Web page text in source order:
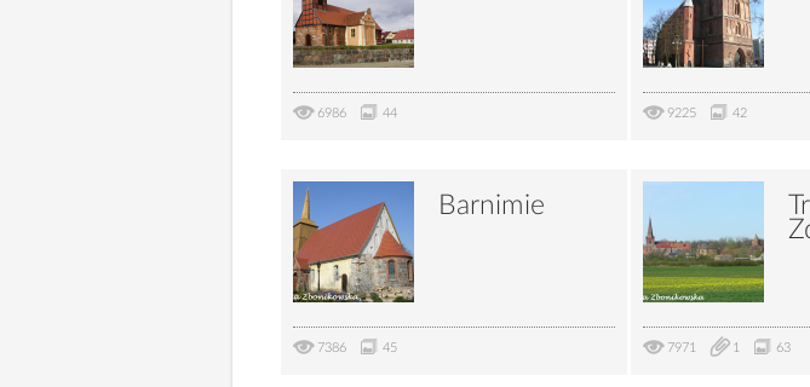
6986 44 9225 42
Barnimie
7386 45 7971 1 63